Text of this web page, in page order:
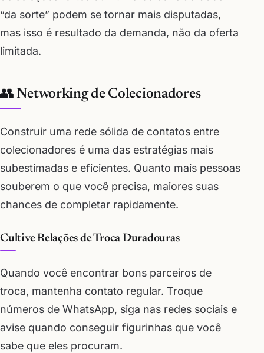
“da sorte” podem se tornar mais disputadas,
mas isso é resultado da demanda, não da oferta
limitada.
👥 Networking de Colecionadores
Construir uma rede sólida de contatos entre
colecionadores é uma das estratégias mais
subestimadas e eficientes. Quanto mais pessoas
souberem o que você precisa, maiores suas
chances de completar rapidamente.
Cultive Relações de Troca Duradouras
Quando você encontrar bons parceiros de
troca, mantenha contato regular. Troque
números de WhatsApp, siga nas redes sociais e
avise quando conseguir figurinhas que você
sabe que eles procuram.